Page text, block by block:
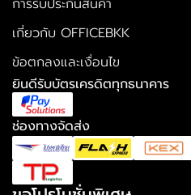
การรับประกันสินค้า
เกี่ยวกับ OFFICEBKK
ข้อตกลงและเงื่อนไข
ยินดีรับบัตรเครดิตทุกธนาคาร
ช่องทางจัดส่ง